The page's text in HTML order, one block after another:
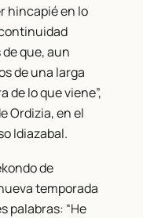
hincapié en lo
que, aun
de una larga
lo que viene”,
Ordizia, en el
Idiazabal.
de
temporada
palabras: “He